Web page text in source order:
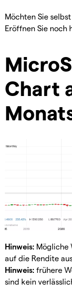
Möchten Sie
Eröffnen Sie noch
Chart
Hinweis: Mögliche
auf die Rendite
Hinweis: frühere
sind kein